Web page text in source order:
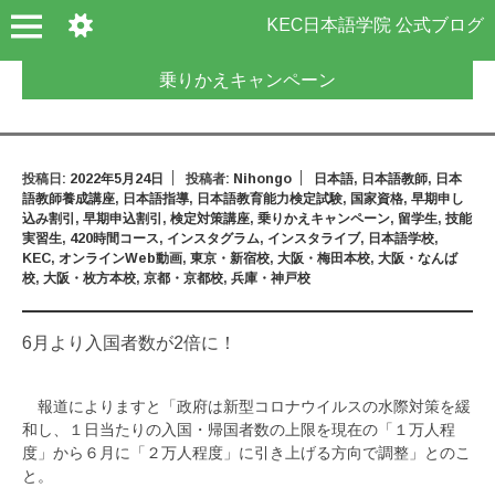
KEC日本語学院 公式ブログ
乗りかえキャンペーン
投稿日: 2022年5月24日 投稿者: Nihongo 日本語, 日本語教師, 日本
語教師養成講座, 日本語指導, 日本語教育能力検定試験, 国家資格, 早期申し
込み割引 , 早期申込割引 , 検定対策講座, 乗りかえキャンペーン, 留学生, 技能
実習生, 420時間コース, インスタグラム, インスタライブ, 日本語学校,
KEC, オンラインWeb動画, 東京・新宿校, 大阪・梅田本校, 大阪・なんば
校, 大阪・枚方本校, 京都・京都校, 兵庫・神戸校
6月より入国者数が2倍に！
報道によりますと「政府は新型コロナウイルスの水際対策を緩
和し、１日当たりの入国・帰国者数の上限を現在の「１万人程
度」から６月に「２万人程度」に引き上げる方向で調整」とのこ
と。